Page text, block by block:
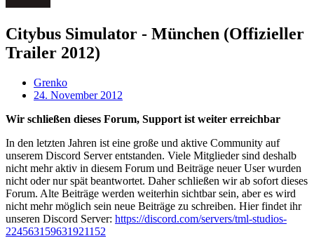
Citybus Simulator - München (Offizieller
Trailer 2012)
Grenko
24. November 2012
Wir schließen dieses Forum, Support ist weiter erreichbar
In den letzten Jahren ist eine große und aktive Community auf
unserem Discord Server entstanden. Viele Mitglieder sind deshalb
nicht mehr aktiv in diesem Forum und Beiträge neuer User wurden
nicht oder nur spät beantwortet. Daher schließen wir ab sofort dieses
Forum. Alte Beiträge werden weiterhin sichtbar sein, aber es wird
nicht mehr möglich sein neue Beiträge zu schreiben. Hier findet ihr
unseren Discord Server: https://discord.com/servers/tml-studios-
224563159631921152